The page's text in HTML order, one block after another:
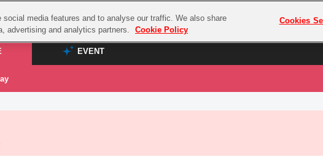
プレミアム会員と
EVENT
STORE TOP
EVENT
ASOBI STAGEラブライブ！サンシャイン‼
media features and to analyse our traffic. We also share
advertising and analytics partners.
Cookie Policy
Cookies